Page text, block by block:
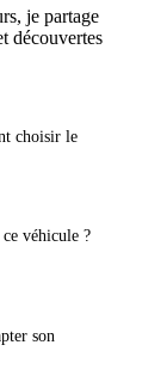
je partage
découvertes
choisir le
véhicule ?
son